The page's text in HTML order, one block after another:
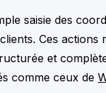
saisie des
Ces
et
comme ceux de